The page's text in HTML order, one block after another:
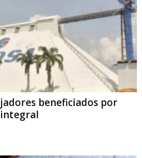
beneficiados por